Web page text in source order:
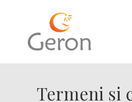
Termeni si